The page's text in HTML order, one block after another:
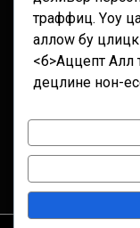
Тагови
2. август
31. јул 6.
Бабушница
Беочин
траффиц. Yоу
аллоw бy
<б>Аццепт Алл
децлине нон-